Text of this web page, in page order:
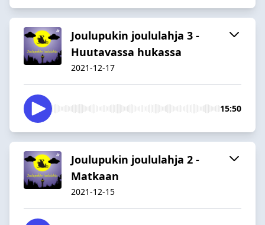
Joulupukin joululahja 3 -
Huutavassa hukassa
2021-12-17
15:50
Joulupukin joululahja 2 -
Matkaan
2021-12-15